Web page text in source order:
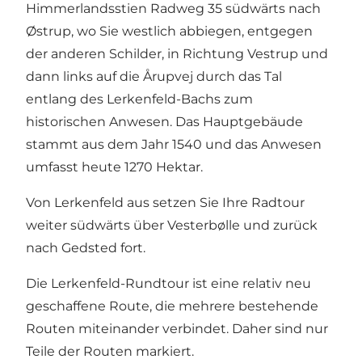
Himmerlandsstien Radweg 35 südwärts nach
Østrup, wo Sie westlich abbiegen, entgegen
der anderen Schilder, in Richtung Vestrup und
dann links auf die Årupvej durch das Tal
entlang des Lerkenfeld-Bachs zum
historischen Anwesen. Das Hauptgebäude
stammt aus dem Jahr 1540 und das Anwesen
umfasst heute 1270 Hektar.
Von Lerkenfeld aus setzen Sie Ihre Radtour
weiter südwärts über Vesterbølle und zurück
nach Gedsted fort.
Die Lerkenfeld-Rundtour ist eine relativ neu
geschaffene Route, die mehrere bestehende
Routen miteinander verbindet. Daher sind nur
Teile der Routen markiert.